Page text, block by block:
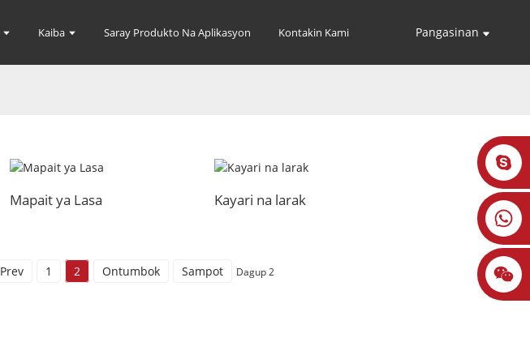
Kaiba Saray Produkto Na Aplikasyon Kontakin Kami Pangasinan
Mapait ya Lasa Kayari na larak
Prev 1 2 Ontumbok Sampot Dagup 2